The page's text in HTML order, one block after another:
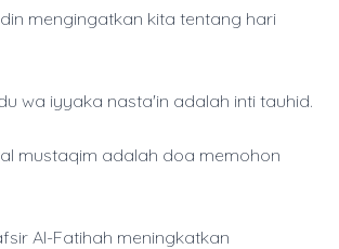
mengingatkan kita tentang hari
wa iyyaka nasta'in adalah inti tauhid.
mustaqim adalah doa memohon
Al-Fatihah meningkatkan